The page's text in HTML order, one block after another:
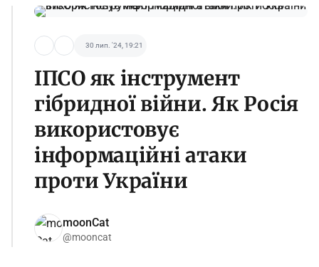
30 лип. '24, 19:21
ІПСО як інструмент
гібридної війни. Як Росія
використовує
інформаційні атаки
проти України
moonCat
@mooncat